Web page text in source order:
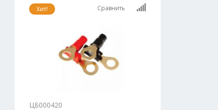
Хит! Сравнить
ЦБ000420